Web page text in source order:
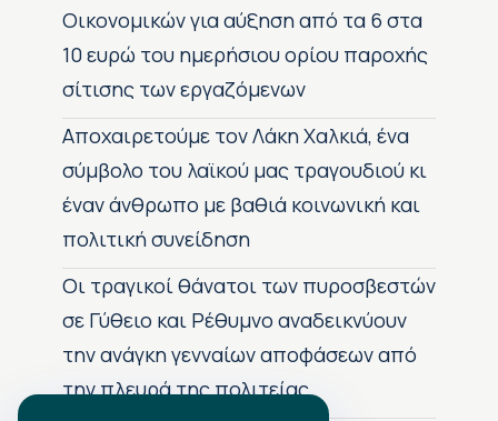
Οικονομικών για αύξηση από τα 6 στα
10 ευρώ του ημερήσιου ορίου παροχής
σίτισης των εργαζόμενων
Αποχαιρετούμε τον Λάκη Χαλκιά, ένα
σύμβολο του λαϊκού μας τραγουδιού κι
έναν άνθρωπο με βαθιά κοινωνική και
πολιτική συνείδηση
Οι τραγικοί θάνατοι των πυροσβεστών
σε Γύθειο και Ρέθυμνο αναδεικνύουν
την ανάγκη γενναίων αποφάσεων από
την πλευρά της πολιτείας